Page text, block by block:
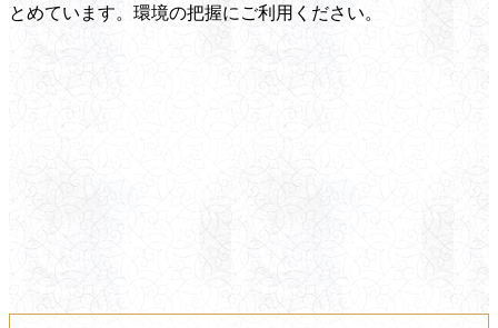
とめています。環境の把握にご利用ください。